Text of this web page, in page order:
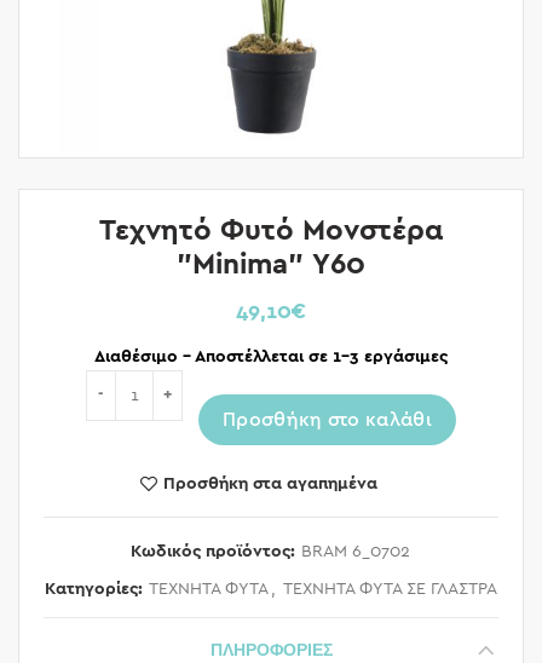
Τεχνητό Φυτό Μονστέρα
”Minima” Υ60
49,10€
Διαθέσιμο – Αποστέλλεται σε 1-3 εργάσιμες
Προσθήκη στο καλάθι
Προσθήκη στα αγαπημένα
Κωδικός προϊόντος: BRAM 6_0702
Κατηγορίες: ΤΕΧΝΗΤΑ ΦΥΤΑ , ΤΕΧΝΗΤΑ ΦΥΤΑ ΣΕ ΓΛΑΣΤΡΑ
ΠΛΗΡΟΦΟΡΙΕΣ